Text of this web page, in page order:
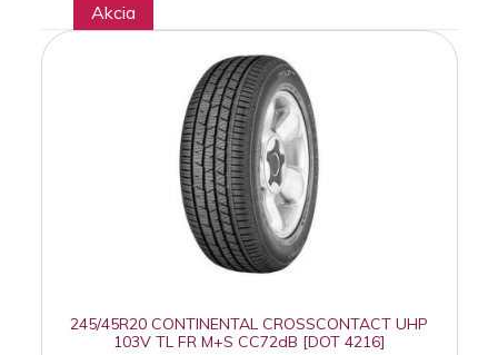
Akcia
245/45R20 CONTINENTAL CROSSCONTACT UHP
103V TL FR M+S CC72dB [DOT 4216]